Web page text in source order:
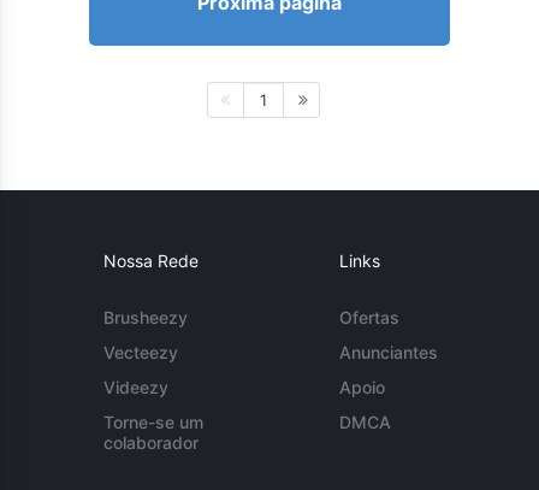
1
Nossa Rede
Brusheezy
Vecteezy
Videezy
Torne-se um
colaborador
Links
Ofertas
Anunciantes
Apoio
DMCA